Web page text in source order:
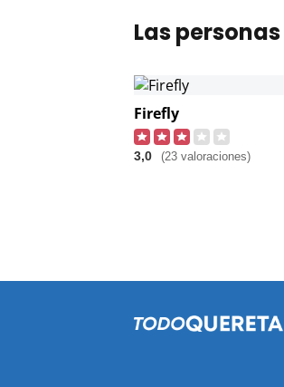
Las
Firefly
3,0 (23 valoraciones)